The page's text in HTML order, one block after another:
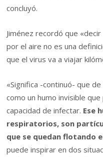
concluyó.
Jiménez recordó que
por el aire no es una
que el virus va a viajar
«Significa -continuó- que
como un humo invisible
capacidad de infectar. Ese
respiratorios, son
que se quedan flotando
puede inspirar en dos